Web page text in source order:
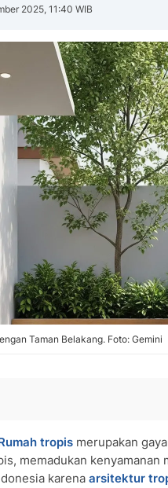
2025, 11:40 WIB
Taman Belakang. Foto: Gemini
tropis merupakan
memadukan kenyamanan
karena arsitektur